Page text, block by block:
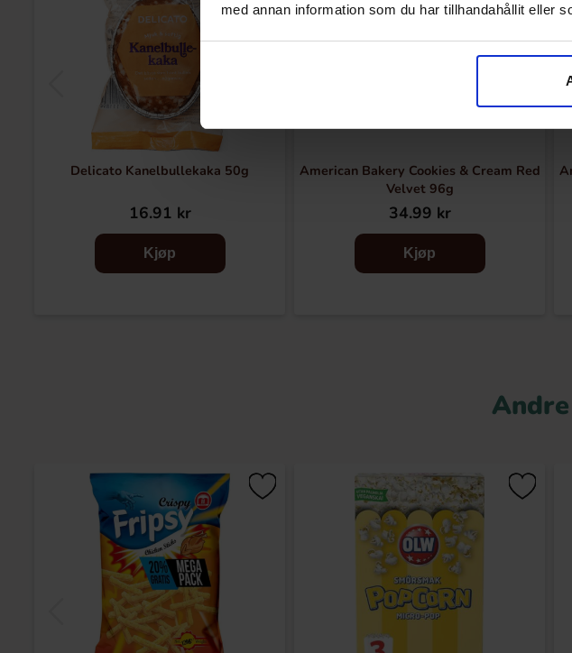
med annan information som du har tillhandahållit eller
Delicato Kanelbullekaka 50g
16.91 kr
Kjøp
American Bakery Cookies & Cream Red
Velvet 96g
34.99 kr
Kjøp